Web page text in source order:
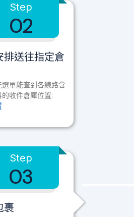
Step
02
排送往指定倉
選單能查到各線路含
的收件倉庫位置:
Step
03
裹